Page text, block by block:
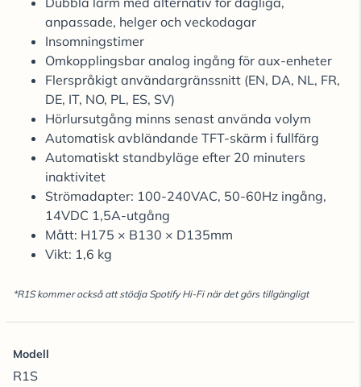
anpassade, helger och veckodagar
Insomningstimer
Omkopplingsbar analog ingång för aux-enheter
Flerspråkigt användargränssnitt (EN, DA, NL, FR,
DE, IT, NO, PL, ES, SV)
Hörlursutgång minns senast använda volym
Automatisk avbländande TFT-skärm i fullfärg
Automatiskt standbyläge efter 20 minuters
inaktivitet
Strömadapter: 100-240VAC, 50-60Hz ingång,
14VDC 1,5A-utgång
Mått: H175 × B130 × D135mm
Vikt: 1,6 kg
*R1S kommer också att stödja Spotify Hi-Fi när det görs tillgängligt
Modell
R1S